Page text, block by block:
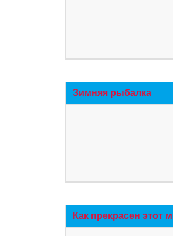
Зимняя рыбалка
Как прекрасен этот